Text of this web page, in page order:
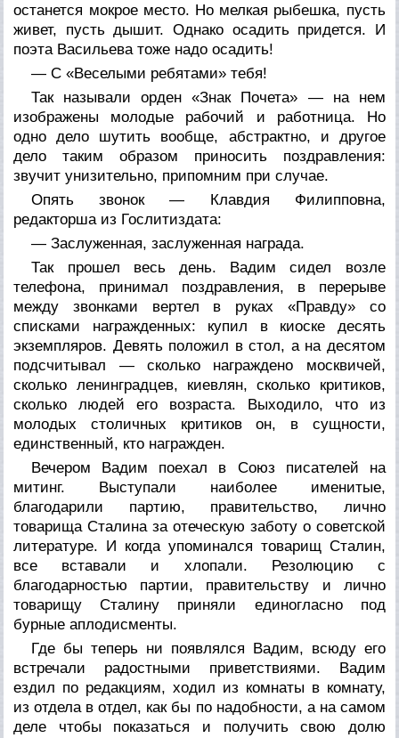
останется мокрое место. Но мелкая рыбешка, пусть
живет, пусть дышит. Однако осадить придется. И
поэта Васильева тоже надо осадить!
— С «Веселыми ребятами» тебя!
Так называли орден «Знак Почета» — на нем
изображены молодые рабочий и работница. Но
одно дело шутить вообще, абстрактно, и другое
дело таким образом приносить поздравления:
звучит унизительно, припомним при случае.
Опять звонок — Клавдия Филипповна,
редакторша из Гослитиздата:
— Заслуженная, заслуженная награда.
Так прошел весь день. Вадим сидел возле
телефона, принимал поздравления, в перерыве
между звонками вертел в руках «Правду» со
списками награжденных: купил в киоске десять
экземпляров. Девять положил в стол, а на десятом
подсчитывал — сколько награждено москвичей,
сколько ленинградцев, киевлян, сколько критиков,
сколько людей его возраста. Выходило, что из
молодых столичных критиков он, в сущности,
единственный, кто награжден.
Вечером Вадим поехал в Союз писателей на
митинг. Выступали наиболее именитые,
благодарили партию, правительство, лично
товарища Сталина за отеческую заботу о советской
литературе. И когда упоминался товарищ Сталин,
все вставали и хлопали. Резолюцию с
благодарностью партии, правительству и лично
товарищу Сталину приняли единогласно под
бурные аплодисменты.
Где бы теперь ни появлялся Вадим, всюду его
встречали радостными приветствиями. Вадим
ездил по редакциям, ходил из комнаты в комнату,
из отдела в отдел, как бы по надобности, а на самом
деле чтобы показаться и получить свою долю